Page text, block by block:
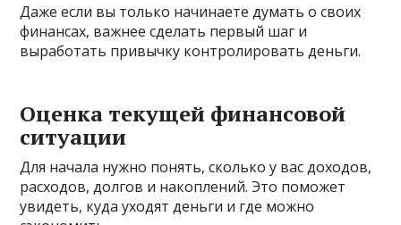
Даже если вы только начинаете думать о своих
финансах, важнее сделать первый шаг и
выработать привычку контролировать деньги.
Оценка текущей финансовой
ситуации
Для начала нужно понять, сколько у вас доходов,
расходов, долгов и накоплений. Это поможет
увидеть, куда уходят деньги и где можно